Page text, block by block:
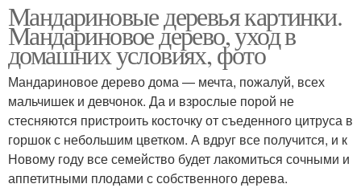
Мандариновые деревья картинки.
Мандариновое дерево, уход в
домашних условиях, фото
Мандариновое дерево дома — мечта, пожалуй, всех
мальчишек и девчонок. Да и взрослые порой не
стесняются пристроить косточку от съеденного цитруса в
горшок с небольшим цветком. А вдруг все получится, и к
Новому году все семейство будет лакомиться сочными и
аппетитными плодами с собственного дерева.